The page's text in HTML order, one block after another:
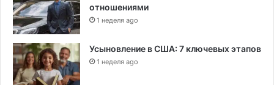
отношениями
1 неделя ago
Усыновление в США: 7 ключевых этапов
1 неделя ago